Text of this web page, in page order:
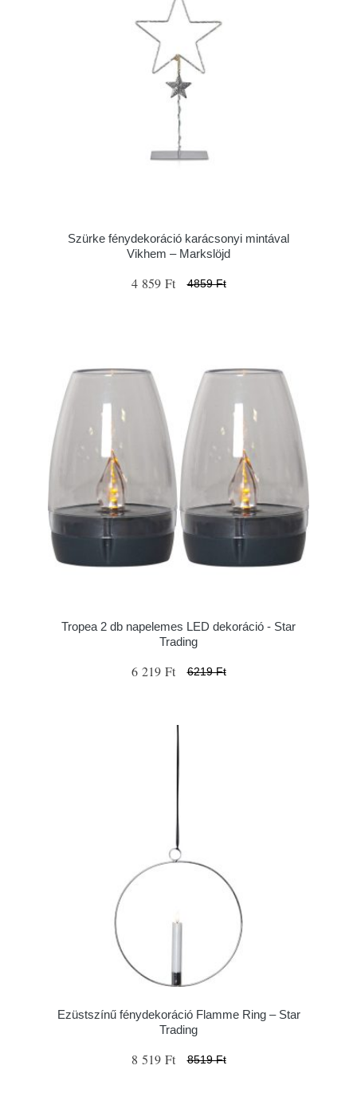
Szürke fénydekoráció karácsonyi mintával
Vikhem – Markslöjd
4 859 Ft 4859 Ft
Tropea 2 db napelemes LED dekoráció - Star
Trading
6 219 Ft 6219 Ft
Ezüstszínű fénydekoráció Flamme Ring – Star
Trading
8 519 Ft 8519 Ft